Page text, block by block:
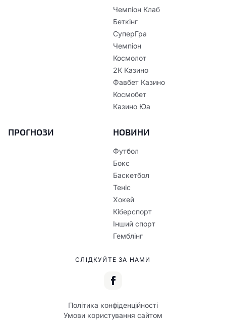
Чемпіон Клаб
Беткінг
СуперГра
Чемпіон
Космолот
2К Казино
Фавбет Казино
Космобет
Казино Юа
ПРОГНОЗИ НОВИНИ
Футбол
Бокс
Баскетбол
Теніс
Хокей
Кіберспорт
Інший спорт
Гемблінг
СЛІДКУЙТЕ ЗА НАМИ
Політика конфіденційності
Умови користування сайтом